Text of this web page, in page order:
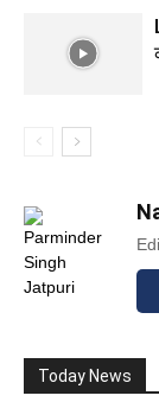
Today News